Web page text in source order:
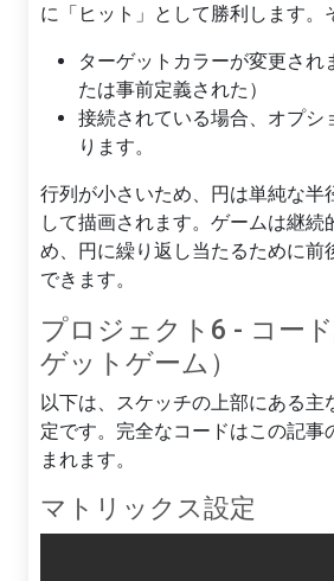
に「ヒット」として勝利します。
ターゲットカラーが変更され
たは事前定義された）
接続されている場合、オプシ
ります。
行列が小さいため、円は単純な半
して描画されます。ゲームは継続
め、円に繰り返し当たるために前
できます。
プロジェクト6 - コー
ゲットゲーム）
以下は、スケッチの上部にある主
定です。完全なコードはこの記事
まれます。
マトリックス設定